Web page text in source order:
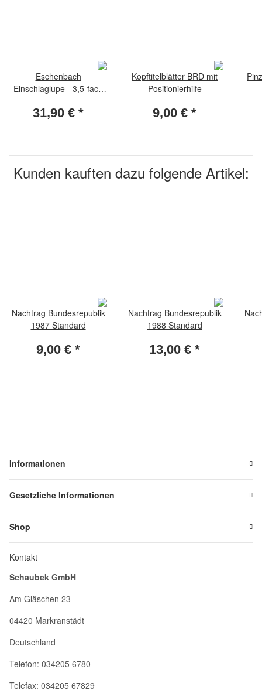
Eschenbach
Einschlaglupe - 3,5-fach
31,90 € *
Kopftitelblätter BRD mit
Positionierhilfe
9,00 € *
Kunden kauften dazu folgende Artikel:
Nachtrag Bundesrepublik
1987 Standard
9,00 € *
Nachtrag Bundesrepublik
1988 Standard
13,00 € *
Informationen
Gesetzliche Informationen
Shop
Kontakt
Schaubek GmbH
Am Gläschen 23
04420 Markranstädt
Deutschland
Telefon: 034205 6780
Telefax: 034205 67829